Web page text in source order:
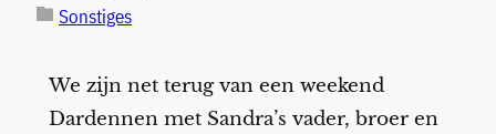
Sonstiges
We zijn net terug van een weekend
Dardennen met Sandra’s vader, broer en